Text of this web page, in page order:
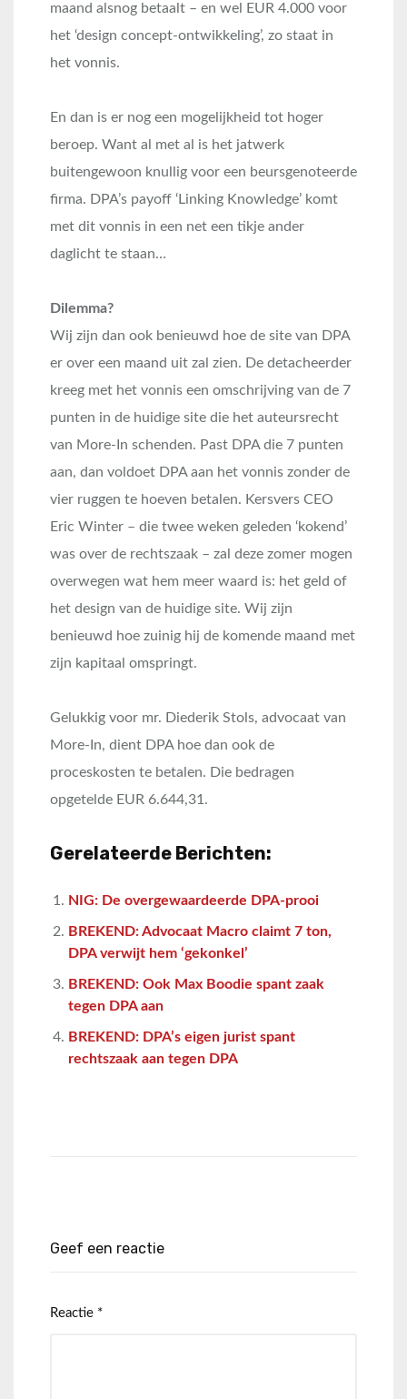
maand alsnog betaalt – en wel EUR 4.000 voor
het ‘design concept-ontwikkeling’, zo staat in
het vonnis.
En dan is er nog een mogelijkheid tot hoger
beroep. Want al met al is het jatwerk
buitengewoon knullig voor een beursgenoteerde
firma. DPA’s payoff ‘Linking Knowledge’ komt
met dit vonnis in een net een tikje ander
daglicht te staan…
Dilemma?
Wij zijn dan ook benieuwd hoe de site van DPA
er over een maand uit zal zien. De detacheerder
kreeg met het vonnis een omschrijving van de 7
punten in de huidige site die het auteursrecht
van More-In schenden. Past DPA die 7 punten
aan, dan voldoet DPA aan het vonnis zonder de
vier ruggen te hoeven betalen. Kersvers CEO
Eric Winter – die twee weken geleden ‘kokend’
was over de rechtszaak – zal deze zomer mogen
overwegen wat hem meer waard is: het geld of
het design van de huidige site. Wij zijn
benieuwd hoe zuinig hij de komende maand met
zijn kapitaal omspringt.
Gelukkig voor mr. Diederik Stols, advocaat van
More-In, dient DPA hoe dan ook de
proceskosten te betalen. Die bedragen
opgetelde EUR 6.644,31.
Gerelateerde Berichten:
NIG: De overgewaardeerde DPA-prooi
BREKEND: Advocaat Macro claimt 7 ton,
DPA verwijt hem ‘gekonkel’
BREKEND: Ook Max Boodie spant zaak
tegen DPA aan
BREKEND: DPA’s eigen jurist spant
rechtszaak aan tegen DPA
Geef een reactie
Reactie *